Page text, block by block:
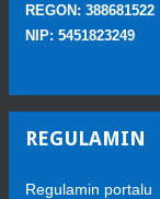
REGON: 388681522
NIP: 5451823249
REGULAMIN
Regulamin portalu